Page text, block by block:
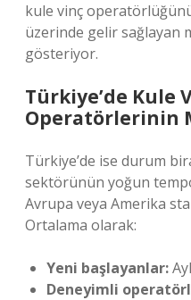
kule vinç
üzerinde gelir sağlayan
gösteriyor.
Türkiye’de Kule
Operatörlerinin
Türkiye’de ise durum
sektörünün yoğun
Avrupa veya Amerika
Ortalama olarak:
Yeni başlayanlar:
Deneyimli